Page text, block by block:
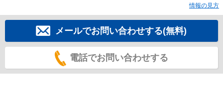
情報の見方
メールでお問い合わせする(無料)
電話でお問い合わせする